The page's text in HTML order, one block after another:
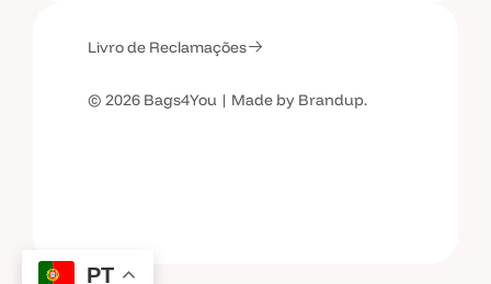
Livro de Reclamações
© 2026 Bags4You | Made by Brandup.
PT